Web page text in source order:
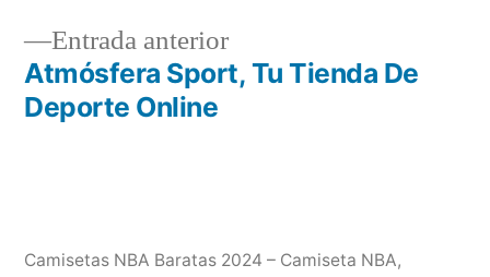
entradas
Entrada anteriorEntrada
anterior:
Atmósfera Sport, Tu Tienda De
Deporte Online
Camisetas NBA Baratas 2024 – Camiseta NBA,